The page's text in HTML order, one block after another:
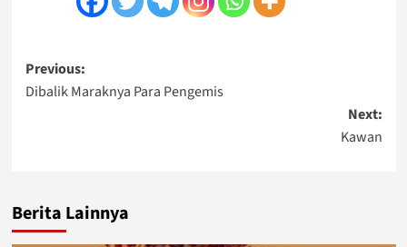
Post
navigation
Previous:
Dibalik Maraknya Para Pengemis
Next:
Kawan
Berita Lainnya